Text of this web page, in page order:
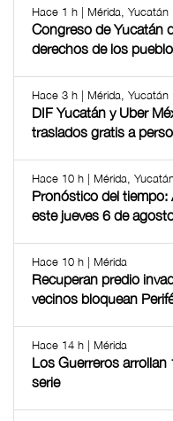
Hace 1 h | Mérida, Yucatán
Congreso de Yucatán
derechos de los
Hace 3 h | Mérida, Yucatán
DIF Yucatán y Uber
traslados gratis a
Hace 10 h | Mérida,
Pronóstico del tiempo:
este jueves 6 de
Hace 10 h | Mérida
Recuperan predio
vecinos bloquean
Hace 14 h | Mérida
Los Guerreros
serie